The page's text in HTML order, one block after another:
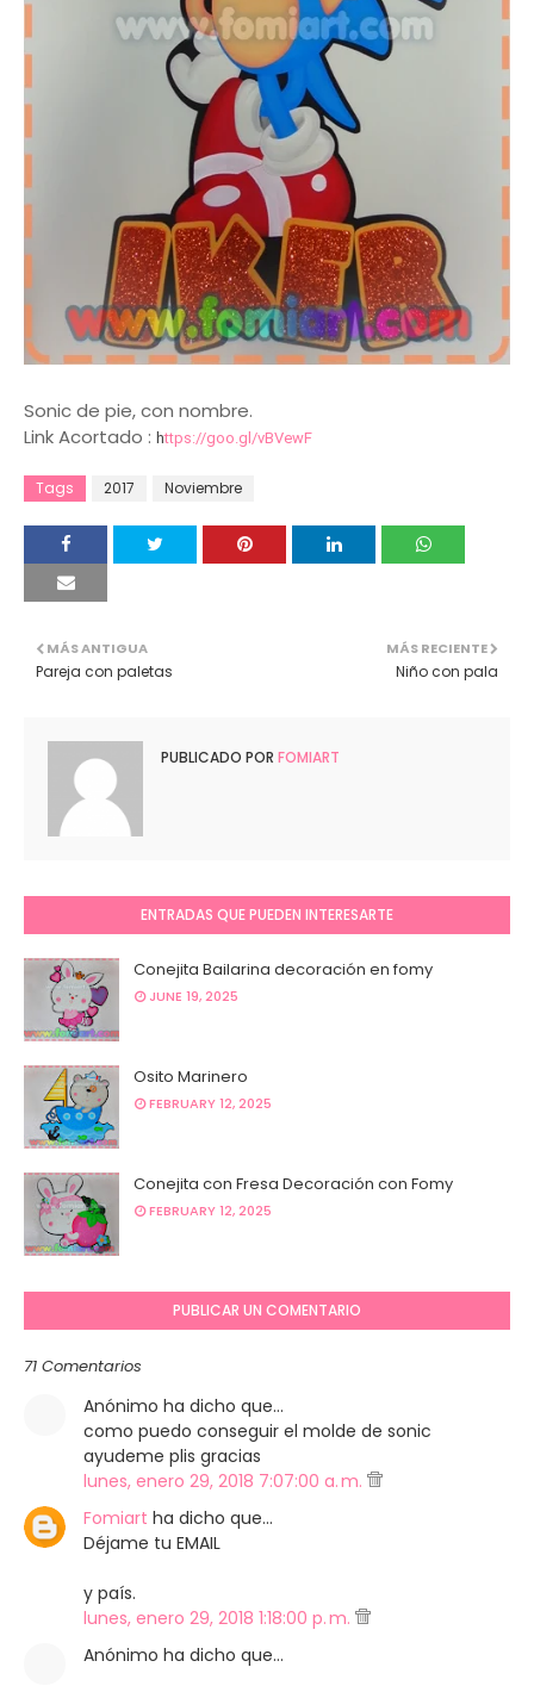
Sonic de pie, con nombre.
Link Acortado : https://goo.gl/vBVewF
Tags 2017 Noviembre
MÁS RECIENTE
Niño con pala
MÁS ANTIGUA
Pareja con paletas
PUBLICADO POR FOMIART
ENTRADAS QUE PUEDEN INTERESARTE
Conejita Bailarina decoración en fomy
JUNE 19, 2025
Osito Marinero
FEBRUARY 12, 2025
Conejita con Fresa Decoración con Fomy
FEBRUARY 12, 2025
PUBLICAR UN COMENTARIO
71 Comentarios
Anónimo ha dicho que…
como puedo conseguir el molde de sonic
ayudeme plis gracias
lunes, enero 29, 2018 7:07:00 a. m.
Fomiart ha dicho que…
Déjame tu EMAIL
y país.
lunes, enero 29, 2018 1:18:00 p. m.
Anónimo ha dicho que…